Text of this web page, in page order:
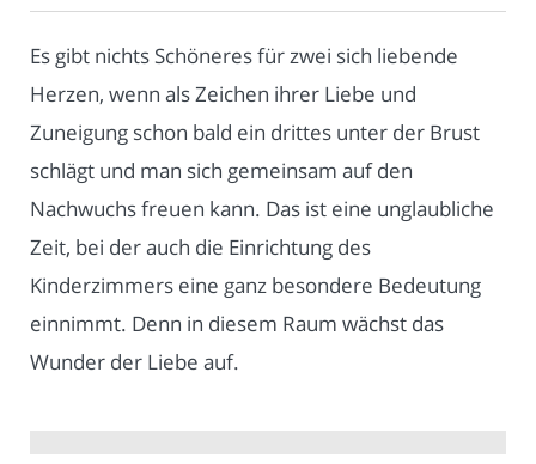
Es gibt nichts Schöneres für zwei sich liebende
Herzen, wenn als Zeichen ihrer Liebe und
Zuneigung schon bald ein drittes unter der Brust
schlägt und man sich gemeinsam auf den
Nachwuchs freuen kann. Das ist eine unglaubliche
Zeit, bei der auch die Einrichtung des
Kinderzimmers eine ganz besondere Bedeutung
einnimmt. Denn in diesem Raum wächst das
Wunder der Liebe auf.